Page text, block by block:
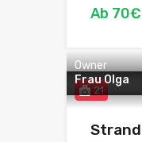
Ab
21
Owner
Frau Olga